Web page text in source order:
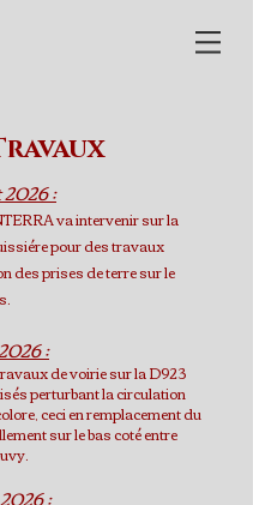
2026 :
va intervenir sur la
pour des travaux
des prises de terre sur le
:
de voirie sur la D923
perturbant la circulation
ceci en remplacement du
sur le bas coté entre
: